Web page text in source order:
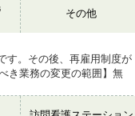
その他
す。その後、再雇用制度が
き業務の変更の範囲】無